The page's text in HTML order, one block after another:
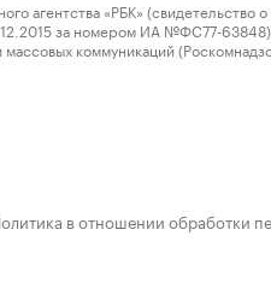
«РБК» (свидетельство о
за номером ИА №ФС77-63848)
коммуникаций
в отношении обработки